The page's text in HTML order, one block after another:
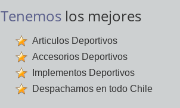
Tenemos los mejores
Articulos Deportivos
Accesorios Deportivos
Implementos Deportivos
Despachamos en todo Chile